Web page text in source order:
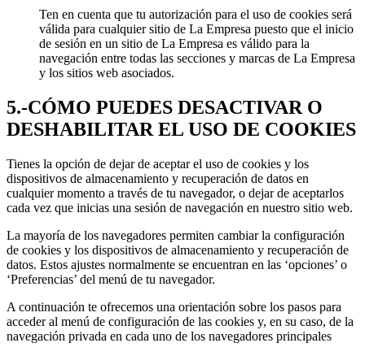
Ten en cuenta que tu autorización para el uso de cookies será
válida para cualquier sitio de La Empresa puesto que el inicio
de sesión en un sitio de La Empresa es válido para la
navegación entre todas las secciones y marcas de La Empresa
y los sitios web asociados.
5.-CÓMO PUEDES DESACTIVAR O
DESHABILITAR EL USO DE COOKIES
Tienes la opción de dejar de aceptar el uso de cookies y los
dispositivos de almacenamiento y recuperación de datos en
cualquier momento a través de tu navegador, o dejar de aceptarlos
cada vez que inicias una sesión de navegación en nuestro sitio web.
La mayoría de los navegadores permiten cambiar la configuración
de cookies y los dispositivos de almacenamiento y recuperación de
datos. Estos ajustes normalmente se encuentran en las ‘opciones’ o
‘Preferencias’ del menú de tu navegador.
A continuación te ofrecemos una orientación sobre los pasos para
acceder al menú de configuración de las cookies y, en su caso, de la
navegación privada en cada uno de los navegadores principales